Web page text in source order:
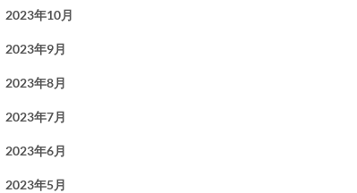
2023年10月
2023年9月
2023年8月
2023年7月
2023年6月
2023年5月